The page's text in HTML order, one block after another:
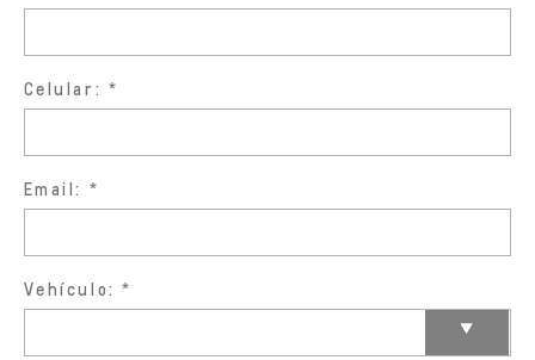
Celular:
Email:
Vehículo: